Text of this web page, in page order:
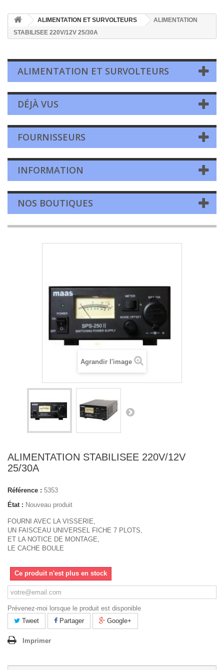
ALIMENTATION ET SURVOLTEURS
ALIMENTATION
STABILISEE 220V/12V 25/30A
ALIMENTATION ET SURVOLTEURS
DÉJÀ VUS
FOURNISSEURS
INFORMATION
NOS BOUTIQUES
Agrandir l'image
ALIMENTATION STABILISEE 220V/12V
25/30A
Référence : 5353
État : Nouveau produit
FOURNI AVEC LA VISSERIE,
UN FAISCEAU UNIVERSEL FICHE 7 PLOTS,
ET LA NOTICE DE MONTAGE,
LE CACHE BOULE
Ce produit n'est plus en stock
Prévenez-moi lorsque le produit est disponible
Tweet
Partager Google+
Imprimer